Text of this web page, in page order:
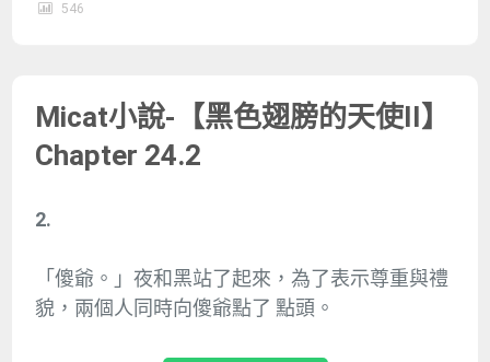
546
Micat小說-【黑色翅膀的天使II】
Chapter 24.2
2.
「傻爺。」夜和黑站了起來，為了表示尊重與禮
貌，兩個人同時向傻爺點了 點頭。